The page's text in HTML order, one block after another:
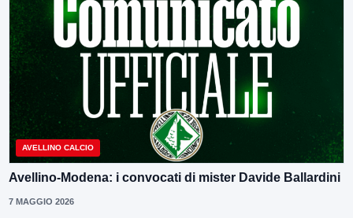
AVELLINO CALCIO
Avellino-Modena: i convocati di mister Davide Ballardini
7 MAGGIO 2026